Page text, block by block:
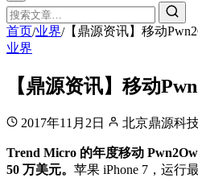
首页/业界/【鼎源资讯】移动
业界
【鼎源资讯】移动
2017年11月2日 北京鼎源科
Trend Micro 的年度移动
50 万美元。 苹果 iPhone 7，运行